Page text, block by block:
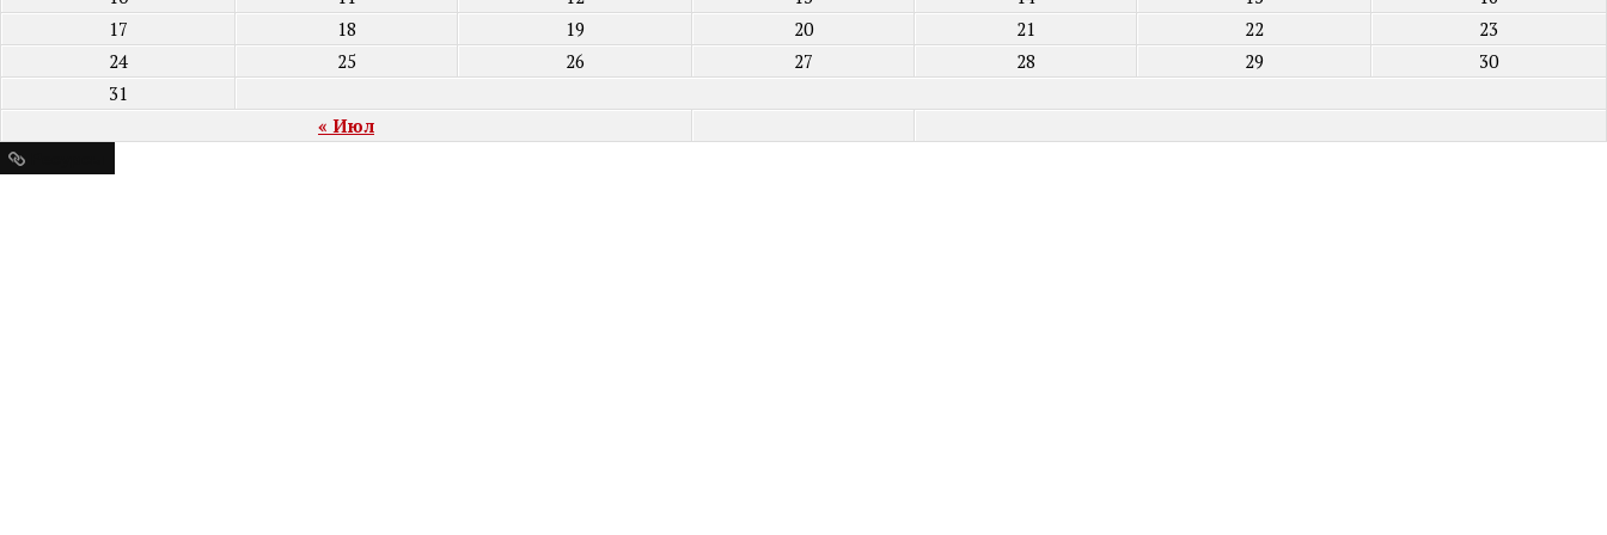
« Июл
17
18 19 20 21 22
23
24
25 26 27 28 29
30
31